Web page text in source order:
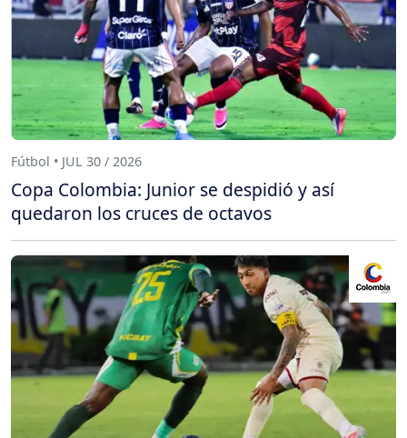
Fútbol • JUL 30 / 2026
Copa Colombia: Junior se despidió y así
quedaron los cruces de octavos